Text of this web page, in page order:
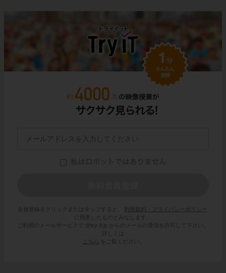
会員登録をクリックまたはタップすると、
利用規約・プライバシーポリシー
に同意したものとみなします。
ご利用のメールサービスで @try-it.jp からのメールの受信を許可して下さい。
詳しくは
こちら
をご覧ください。